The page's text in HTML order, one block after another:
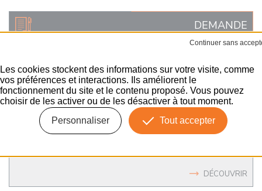
DEMANDE
DE DEVIS OUTILLAGE SPÉCIFIQUE
ENVOYER
UN ACCOMPAGNEMENT
DÉCOUVRIR
Les cookies stockent des informations sur votre visite, comme
vos préférences et interactions. Ils améliorent le
fonctionnement du site et le contenu proposé. Vous pouvez
choisir de les activer ou de les désactiver à tout moment.
Tout accepter
Personnaliser